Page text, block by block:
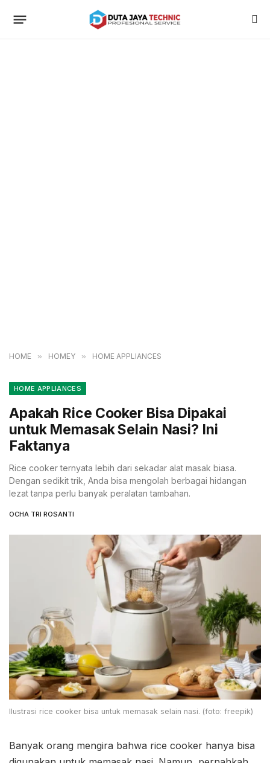
HOME » HOMEY » HOME APPLIANCES
HOME APPLIANCES
Apakah Rice Cooker Bisa Dipakai
untuk Memasak Selain Nasi? Ini
Faktanya
Rice cooker ternyata lebih dari sekadar alat masak biasa.
Dengan sedikit trik, Anda bisa mengolah berbagai hidangan
lezat tanpa perlu banyak peralatan tambahan.
OCHA TRI ROSANTI
Ilustrasi rice cooker bisa untuk memasak selain nasi. (foto: freepik)
Banyak orang mengira bahwa rice cooker hanya bisa